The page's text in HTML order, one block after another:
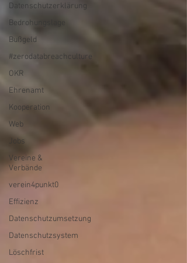
Datenschutzerklärung
Bedrohungslage
Bußgeld
#zerodatabreachculture
OKR
Ehrenamt
Kooperation
Web
Jobs
Vereine &
Verbände
verein4punkt0
Effizienz
Datenschutzumsetzung
Datenschutzsystem
Löschfrist